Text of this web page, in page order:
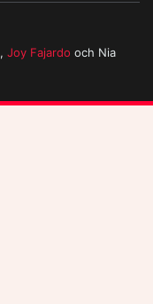
, Joy Fajardo och Nia